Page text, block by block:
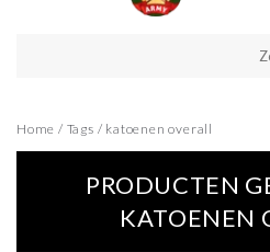
Home / Tags / katoenen overall
PRODUCTEN
KATOENEN